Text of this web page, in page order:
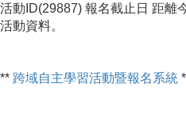
活動ID(29887) 報名截止日 距離
活動資料。
** 跨域自主學習活動暨報名系統